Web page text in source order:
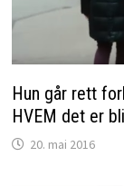
Hun går rett
HVEM det er
20. mai 2016